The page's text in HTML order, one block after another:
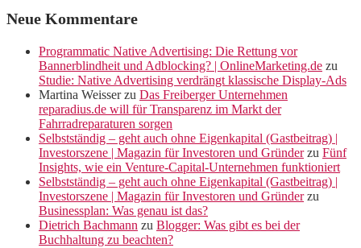
Neue Kommentare
Programmatic Native Advertising: Die Rettung vor
Bannerblindheit und Adblocking? | OnlineMarketing.de zu
Studie: Native Advertising verdrängt klassische Display-Ads
Martina Weisserzu Das Freiberger Unternehmen
reparadius.de will für Transparenz im Markt der
Fahrradreparaturen sorgen
Selbstständig – geht auch ohne Eigenkapital (Gastbeitrag) |
Investorszene | Magazin für Investoren und Gründerzu Fünf
Insights, wie ein Venture-Capital-Unternehmen funktioniert
Selbstständig – geht auch ohne Eigenkapital (Gastbeitrag) |
Investorszene | Magazin für Investoren und Gründerzu
Businessplan: Was genau ist das?
Dietrich Bachmann zu Blogger: Was gibt es bei der
Buchhaltung zu beachten?